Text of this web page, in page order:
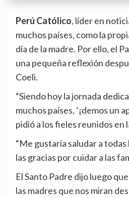
Perú Católico, líder en
muchos países, como la
día de la madre. Por ello, el
una pequeña reflexión
Coeli.
“Siendo hoy la jornada
muchos países, ‘¡demos un
pidió a los fieles reunidos en
“Me gustaría saludar a
las gracias por cuidar a las
El Santo Padre dijo luego
las madres que nos miran